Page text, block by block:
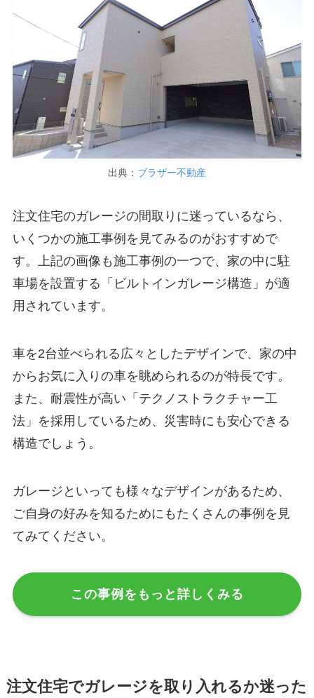
出典： ブラザー不動産
注文住宅のガレージの間取りに迷っているなら、
いくつかの施工事例を見てみるのがおすすめで
す。上記の画像も施工事例の一つで、家の中に駐
車場を設置する「ビルトインガレージ構造」が適
用されています。
車を2台並べられる広々としたデザインで、家の中
からお気に入りの車を眺められるのが特長です。
また、耐震性が高い「テクノストラクチャー工
法」を採用しているため、災害時にも安心できる
構造でしょう。
ガレージといっても様々なデザインがあるため、
ご自身の好みを知るためにもたくさんの事例を見
てみてください。
この事例をもっと詳しくみる
注文住宅でガレージを取り入れるか迷った